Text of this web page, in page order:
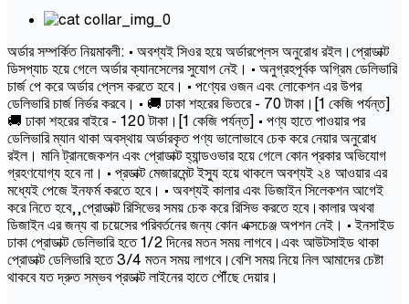
অর্ডার সম্পর্কিত নিয়মাবলী: • অবশ্যই সিওর হয়ে অর্ডারপ্লেস অনুরোধ রইল।প্রোডাক্ট
ডিসপ্যাচ হয়ে গেলে অর্ডার ক্যানসেলের সুযোগ নেই। • অনুগ্রহপূর্বক অগ্রিম ডেলিভারি
চার্জ পে করে অর্ডার প্লেস করতে হবে। • পণ্যের ওজন এবং লোকেশন এর উপর
ডেলিভারি চার্জ নির্ভর করবে। • 🚚 ঢাকা শহরের ভিতরে - 70 টাকা।[1 কেজি পর্যন্ত]
🚚 ঢাকা শহরের বাইরে - 120 টাকা।[1 কেজি পর্যন্ত] • পণ্য হাতে পাওয়ার পর
ডেলিভারি ম্যান থাকা অবস্থায় অর্ডারকৃত পণ্য ভালোভাবে চেক করে নেয়ার অনুরোধ
রইল। মানি ট্রানজেকশন এবং প্রোডাক্ট হ্যান্ডওভার হয়ে গেলে কোন প্রকার অভিযোগ
গ্রহণযোগ্য হবে না। • প্রডাক্ট মেজারমেন্ট ইস্যু হয়ে থাকলে অবশ্যই ২৪ আওয়ার এর
মধ্যেই পেজে ইনফর্ম করতে হবে। • অবশ্যই কালার এবং ডিজাইন সিলেকশন আগেই
করে নিতে হবে,,প্রোডাক্ট রিসিভের সময় চেক করে রিসিভ করতে হবে।কালার অথবা
ডিজাইন এর জন্য বা চয়েসের পরিবর্তনের জন্য কোন এক্সচেঞ্জ অপশন নেই। • ইনসাইড
ঢাকা প্রোডাক্ট ডেলিভারি হতে 1/2 দিনের মতন সময় লাগবে।এবং আউটসাইড থাকা
প্রোডাক্ট ডেলিভারি হতে 3/4 মতন সময় লাগবে।বেশি সময় নিয়ে নিল আমাদের চেষ্টা
থাকবে যত দ্রুত সম্ভব প্রডাক্ট লাইনের হাতে পৌঁছে দেয়ার।